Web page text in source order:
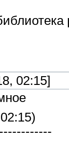
02:15]